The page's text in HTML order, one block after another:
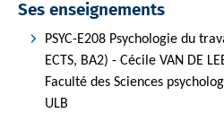
Ses enseignements
PSYC-E208 Psychologie du
ECTS, BA2) - Cécile VAN DE
Faculté des Sciences
ULB